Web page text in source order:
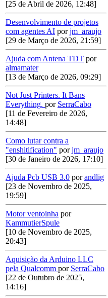
[25 de Abril de 2026, 12:48]
Desenvolvimento de projetos
com agentes AI porjm_araujo
[29 de Março de 2026, 21:59]
Ajuda com Antena TDT por
almamater
[13 de Março de 2026, 09:29]
Not Just Printers. It Bans
Everything. por SerraCabo
[11 de Fevereiro de 2026,
14:48]
Como lutar contra a
"enshitification" porjm_araujo
[30 de Janeiro de 2026, 17:10]
Ajuda Pcb USB 3.0 porandlig
[23 de Novembro de 2025,
19:59]
Motor ventoinha por
KammutierSpule
[10 de Novembro de 2025,
20:43]
Aquisição da Arduino LLC
pela Qualcomm por SerraCabo
[22 de Outubro de 2025,
14:16]